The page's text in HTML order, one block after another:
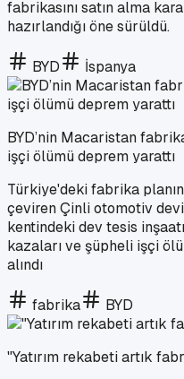
fabrikasını satın alma
hazırlandığı öne sürüldü.
BYD İspanya
BYD’nin Macaristan
işçi ölümü deprem yarattı
Türkiye'deki fabrika
çeviren Çinli otomotiv
kentindeki dev tesis
kazaları ve şüpheli işçi
alındı
fabrika BYD
"Yatırım rekabeti artık